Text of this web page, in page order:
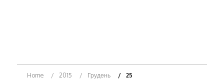
Home 2015 Грудень 25